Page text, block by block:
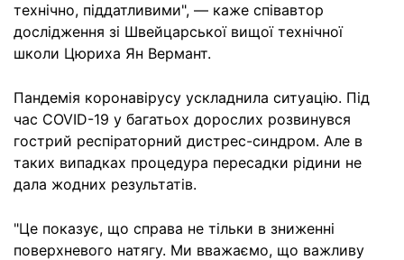
технічно, піддатливими", — каже співавтор
дослідження зі Швейцарської вищої технічної
школи Цюриха Ян Вермант.
Пандемія коронавірусу ускладнила ситуацію. Під
час COVID-19 у багатьох дорослих розвинувся
гострий респіраторний дистрес-синдром. Але в
таких випадках процедура пересадки рідини не
дала жодних результатів.
"Це показує, що справа не тільки в зниженні
поверхневого натягу. Ми вважаємо, що важливу